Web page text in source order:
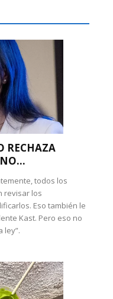
RECHAZA
todos los
revisar los
Eso también le
Kast. Pero eso no
ley”.